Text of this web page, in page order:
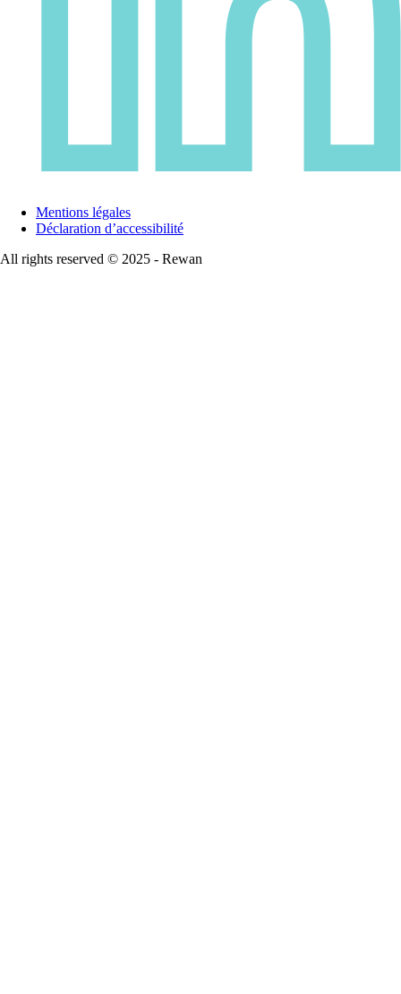
Mentions légales
Déclaration d’accessibilité
All rights reserved © 2025 - Rewan